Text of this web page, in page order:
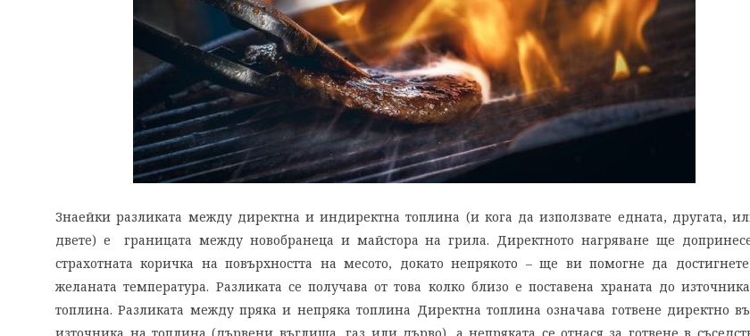
Знаейки разликата между директна и индиректна топлина (и кога да използвате едната, другата,
двете) е границата между новобранеца и майстора на грила. Директното нагряване ще
страхотната коричка на повърхността на месото, докато непрякото – ще ви помогне да
желаната температура. Разликата се получава от това колко близо е поставена храната до
топлина. Разликата между пряка и непряка топлина Директна топлина означава готвене директно